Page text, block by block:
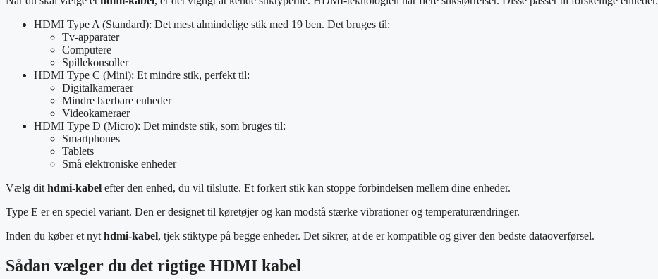
HDMI Type A (Standard): Det mest almindelige stik med 19 ben. Det bruges til:
Tv-apparater
Computere
Spillekonsoller
HDMI Type C (Mini): Et mindre stik, perfekt til:
Digitalkameraer
Mindre bærbare enheder
Videokameraer
HDMI Type D (Micro): Det mindste stik, som bruges til:
Smartphones
Tablets
Små elektroniske enheder
Vælg dit hdmi-kabel efter den enhed, du vil tilslutte. Et forkert stik kan stoppe forbindelsen mellem dine enheder.
Type E er en speciel variant. Den er designet til køretøjer og kan modstå stærke vibrationer og temperaturændringer.
Inden du køber et nyt hdmi-kabel, tjek stiktype på begge enheder. Det sikrer, at de er kompatible og giver den bedste dataoverførsel.
Sådan vælger du det rigtige HDMI kabel